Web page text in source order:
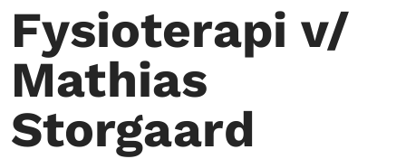
Fysioterapi v/
Mathias
Storgaard